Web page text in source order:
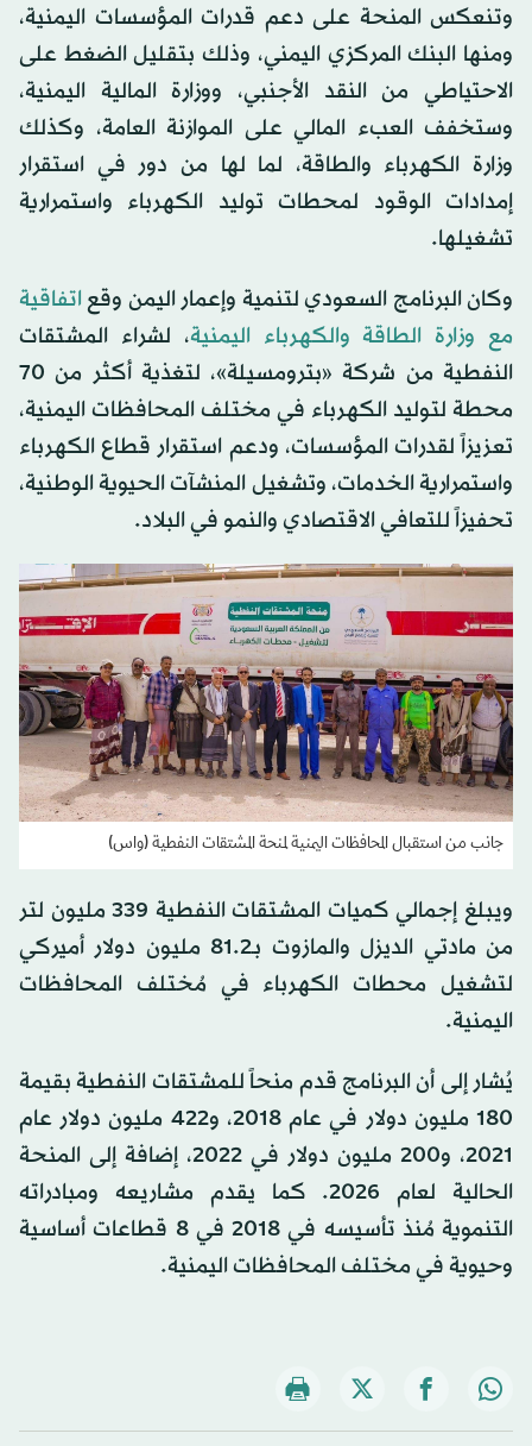
وتنعكس المنحة على دعم قدرات المؤسسات اليمنية،
ومنها البنك المركزي اليمني، وذلك بتقليل الضغط على
الاحتياطي من النقد الأجنبي، ووزارة المالية اليمنية،
وستخفف العبء المالي على الموازنة العامة، وكذلك
وزارة الكهرباء والطاقة، لما لها من دور في استقرار
إمدادات الوقود لمحطات توليد الكهرباء واستمرارية
تشغيلها.
وكان البرنامج السعودي لتنمية وإعمار اليمن وقع اتفاقية
مع وزارة الطاقة والكهرباء اليمنية، لشراء المشتقات
النفطية من شركة «بترومسيلة»، لتغذية أكثر من 70
محطة لتوليد الكهرباء في مختلف المحافظات اليمنية،
تعزيزاً لقدرات المؤسسات، ودعم استقرار قطاع الكهرباء
واستمرارية الخدمات، وتشغيل المنشآت الحيوية الوطنية،
تحفيزاً للتعافي الاقتصادي والنمو في البلاد.
جانب من استقبال المحافظات اليمنية لمنحة المشتقات النفطية (واس)
ويبلغ إجمالي كميات المشتقات النفطية 339 مليون لتر
من مادتي الديزل والمازوت بـ81.2 مليون دولار أميركي
لتشغيل محطات الكهرباء في مُختلف المحافظات
اليمنية.
يُشار إلى أن البرنامج قدم منحاً للمشتقات النفطية بقيمة
180 مليون دولار في عام 2018، و422 مليون دولار عام
2021، و200 مليون دولار في 2022، إضافة إلى المنحة
الحالية لعام 2026. كما يقدم مشاريعه ومبادراته
التنموية مُنذ تأسيسه في 2018 في 8 قطاعات أساسية
وحيوية في مختلف المحافظات اليمنية.